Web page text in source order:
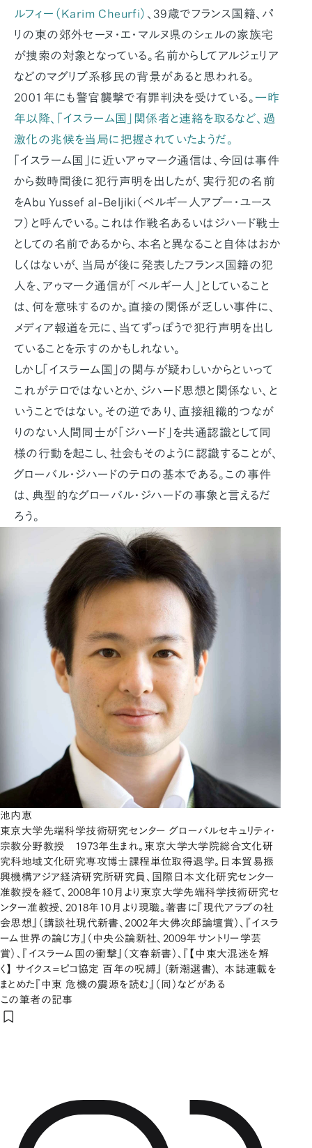
ルフィー（Karim Cheurfi） 、39歳でフランス国籍、パ
リの東の郊外セーヌ・エ・マルヌ県のシェルの家族宅
が捜索の対象となっている。名前からしてアルジェリア
などのマグリブ系移民の背景があると思われる。
2001年にも警官襲撃で有罪判決を受けている。一昨
年以降、「イスラーム国」関係者と連絡を取るなど、過
激化の兆候を当局に把握されていたようだ。
「イスラーム国」に近いアゥマーク通信は、今回は事件
から数時間後に犯行声明を出したが、実行犯の名前
をAbu Yussef al-Beljiki（ベルギー人アブー・ユース
フ）と呼んでいる。これは作戦名あるいはジハード戦士
としての名前であるから、本名と異なること自体はおか
しくはないが、当局が後に発表したフランス国籍の犯
人を、アゥマーク通信が「ベルギー人」としていること
は、何を意味するのか。直接の関係が乏しい事件に、
メディア報道を元に、当てずっぽうで犯行声明を出し
ていることを示すのかもしれない。
しかし「イスラーム国」の関与が疑わしいからといって
これがテロではないとか、ジハード思想と関係ない、と
いうことではない。その逆であり、直接組織的つなが
りのない人間同士が「ジハード」を共通認識として同
様の行動を起こし、社会もそのように認識することが、
グローバル・ジハードのテロの基本である。この事件
は、典型的なグローバル・ジハードの事象と言えるだ
ろう。
池内恵
東京大学先端科学技術研究センター グローバルセキュリティ・
宗教分野教授 1973年生まれ。東京大学大学院総合文化研
究科地域文化研究専攻博士課程単位取得退学。日本貿易振
興機構アジア経済研究所研究員、国際日本文化研究センター
准教授を経て、2008年10月より東京大学先端科学技術研究セ
ンター准教授、2018年10月より現職。著書に『現代アラブの社
会思想』（講談社現代新書、2002年大佛次郎論壇賞）、『イスラ
ーム世界の論じ方』（中央公論新社、2009年サントリー学芸
賞）、『イスラーム国の衝撃』（文春新書）、『【中東大混迷を解
く】 サイクス=ピコ協定 百年の呪縛』 (新潮選書)、 本誌連載を
まとめた『中東 危機の震源を読む』（同）などがある
この筆者の記事